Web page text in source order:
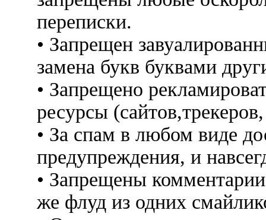
переписки.
• Запрещен
замена букв буквами
• Запрещено
ресурсы
• За спам в любом виде
предупреждения, и
• Запрещены
же флуд из одних